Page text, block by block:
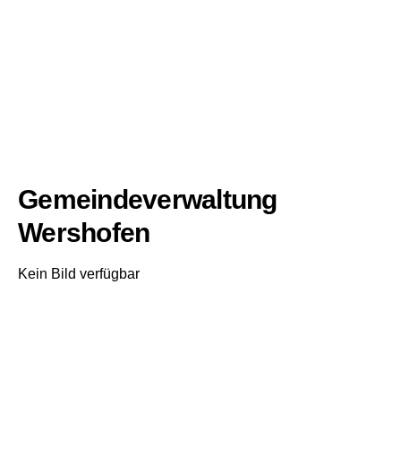
Gemeindeverwaltung
Wershofen
Kein Bild verfügbar